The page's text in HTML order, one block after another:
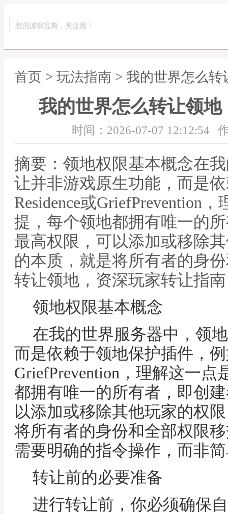
您的游戏宝典，关注我！
首页 > 玩法指南 > 我的世界怎么
我的世界怎么转让领
时间：2026-07-07 12:12:54
摘要：领地权限基本概念在
让并非游戏原生功能，而是
Residence或GriefPrevention
提，每个领地都拥有唯一的
最高权限，可以添加或移除
的本质，就是将所有者的身
转让领地，资深玩家转让指南
领地权限基本概念
在我的世界服务器中，领
而是依赖于领地保护插件，例
GriefPrevention，理解这一
都拥有唯一的所有者，即创
以添加或移除其他玩家的权
将所有者的身份和全部权限
需要明确的指令操作，而非
转让前的必要准备
进行转让前，你必须确保